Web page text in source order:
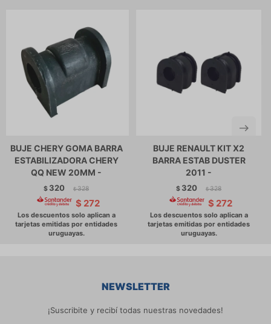
BUJE CHERY GOMA BARRA
ESTABILIZADORA CHERY
QQ NEW 20MM -
$ 320 $ 328
$ 272
BUJE RENAULT KIT X2
BARRA ESTAB DUSTER
2011 -
$ 320 $ 328
$ 272
NEWSLETTER
¡Suscribite y recibí todas nuestras novedades!